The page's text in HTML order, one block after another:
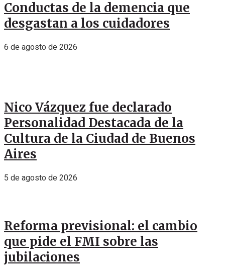
Conductas de la demencia que
desgastan a los cuidadores
6 de agosto de 2026
Nico Vázquez fue declarado
Personalidad Destacada de la
Cultura de la Ciudad de Buenos
Aires
5 de agosto de 2026
Reforma previsional: el cambio
que pide el FMI sobre las
jubilaciones